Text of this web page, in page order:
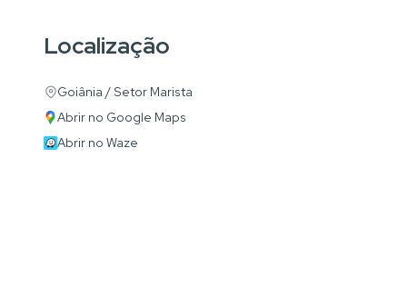
Localização
Goiânia / Setor Marista
Abrir no Google Maps
Abrir no Waze